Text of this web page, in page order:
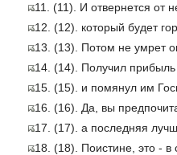
11. (11). И отвернется от
12. (12). который будет
13. (13). Потом не умрет
14. (14). Получил прибыль
15. (15). и помянул им
16. (16). Да, вы
17. (17). а последняя
18. (18). Поистине, это - в